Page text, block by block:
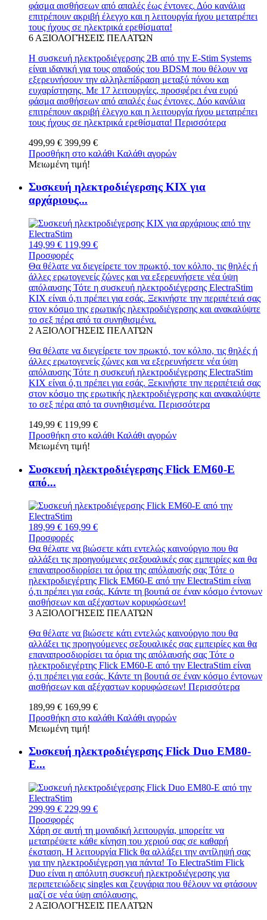
φάσμα αισθήσεων από απαλές έως έντονες. Δύο κανάλια
επιτρέπουν ακριβή έλεγχο και η λειτουργία ήχου μετατρέπει
τους ήχους σε ηλεκτρικά ερεθίσματα!
6 ΑΞΙΟΛΟΓΉΣΕΙΣ ΠΕΛΑΤΏΝ
Η συσκευή ηλεκτροδιέγερσης 2B από την E-Stim Systems
είναι ιδανική για τους οπαδούς του BDSM που θέλουν να
εξερευνήσουν την αλληλεπίδραση μεταξύ πόνου και
ευχαρίστησης. Με 17 λειτουργίες, προσφέρει ένα ευρύ
φάσμα αισθήσεων από απαλές έως έντονες. Δύο κανάλια
επιτρέπουν ακριβή έλεγχο και η λειτουργία ήχου μετατρέπει
τους ήχους σε ηλεκτρικά ερεθίσματα! Περισσότερα
499,99 € 399,99 €
Προσθήκη στο καλάθι Καλάθι αγορών
Μειωμένη τιμή!
Συσκευή ηλεκτροδιέγερσης KIX για
αρχάριους...
149,99 € 119,99 €
Προσφορές
Θα θέλατε να διεγείρετε τον πρωκτό, τον κόλπο, τις θηλές ή
άλλες ερωτογενείς ζώνες και να εξερευνήσετε νέα ύψη
απόλαυσης Τότε η συσκευή ηλεκτροδιέγερσης ElectraStim
KIX είναι ό,τι πρέπει για εσάς. Ξεκινήστε την περιπέτειά σας
στον κόσμο της ερωτικής ηλεκτροδιέγερσης και ανακαλύψτε
το σεξ πέρα από τα συνηθισμένα.
2 ΑΞΙΟΛΟΓΉΣΕΙΣ ΠΕΛΑΤΏΝ
Θα θέλατε να διεγείρετε τον πρωκτό, τον κόλπο, τις θηλές ή
άλλες ερωτογενείς ζώνες και να εξερευνήσετε νέα ύψη
απόλαυσης Τότε η συσκευή ηλεκτροδιέγερσης ElectraStim
KIX είναι ό,τι πρέπει για εσάς. Ξεκινήστε την περιπέτειά σας
στον κόσμο της ερωτικής ηλεκτροδιέγερσης και ανακαλύψτε
το σεξ πέρα από τα συνηθισμένα. Περισσότερα
149,99 € 119,99 €
Προσθήκη στο καλάθι Καλάθι αγορών
Μειωμένη τιμή!
Συσκευή ηλεκτροδιέγερσης Flick EM60-E
από...
189,99 € 169,99 €
Προσφορές
Θα θέλατε να βιώσετε κάτι εντελώς καινούργιο που θα
αλλάξει τις προηγούμενες σεξουαλικές σας εμπειρίες και θα
επαναπροσδιορίσει τα όρια της απόλαυσής σας Τότε ο
ηλεκτροδιεγέρτης Flick EM60-E από την ElectraStim είναι
ό,τι πρέπει για εσάς. Κάντε τη βουτιά σε έναν κόσμο έντονων
αισθήσεων και αξέχαστων κορυφώσεων!
3 ΑΞΙΟΛΟΓΉΣΕΙΣ ΠΕΛΑΤΏΝ
Θα θέλατε να βιώσετε κάτι εντελώς καινούργιο που θα
αλλάξει τις προηγούμενες σεξουαλικές σας εμπειρίες και θα
επαναπροσδιορίσει τα όρια της απόλαυσής σας Τότε ο
ηλεκτροδιεγέρτης Flick EM60-E από την ElectraStim είναι
ό,τι πρέπει για εσάς. Κάντε τη βουτιά σε έναν κόσμο έντονων
αισθήσεων και αξέχαστων κορυφώσεων! Περισσότερα
189,99 € 169,99 €
Προσθήκη στο καλάθι Καλάθι αγορών
Μειωμένη τιμή!
Συσκευή ηλεκτροδιέγερσης Flick Duo EM80-
E...
299,99 € 229,99 €
Προσφορές
Χάρη σε αυτή τη μοναδική λειτουργία, μπορείτε να
μετατρέψετε κάθε κίνηση του χεριού σας σε καθαρή
έκσταση. Η λειτουργία Flick θα αλλάξει την αντίληψή σας
για την ηλεκτροδιέγερση για πάντα! Το ElectraStim Flick
Duo είναι η απόλυτη συσκευή ηλεκτροδιέγερσης για
περιπετειώδεις singles και ζευγάρια που θέλουν να φτάσουν
μαζί σε νέα ύψη απόλαυσης.
2 ΑΞΙΟΛΟΓΉΣΕΙΣ ΠΕΛΑΤΏΝ